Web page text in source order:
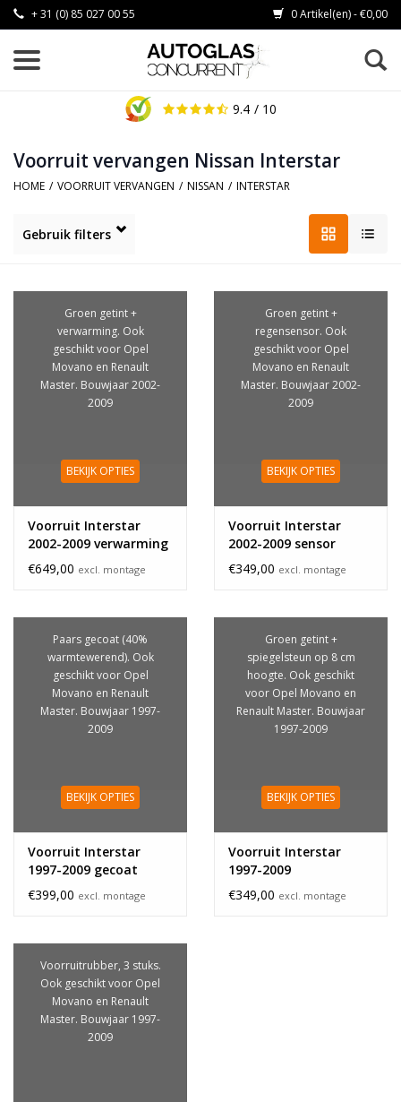
+ 31 (0) 85 027 00 55 0 Artikel(en) - €0,00
9.4 / 10
Voorruit vervangen Nissan Interstar
HOME / VOORRUIT VERVANGEN / NISSAN / INTERSTAR
Gebruik filters
Groen getint +
verwarming. Ook
geschikt voor Opel
Movano en Renault
Master. Bouwjaar 2002-
2009
BEKIJK OPTIES
Voorruit Interstar
2002-2009 verwarming
€649,00 excl. montage
Groen getint +
regensensor. Ook
geschikt voor Opel
Movano en Renault
Master. Bouwjaar 2002-
2009
BEKIJK OPTIES
Voorruit Interstar
2002-2009 sensor
€349,00 excl. montage
Paars gecoat (40%
warmtewerend). Ook
geschikt voor Opel
Movano en Renault
Master. Bouwjaar 1997-
2009
BEKIJK OPTIES
Voorruit Interstar
1997-2009 gecoat
€399,00 excl. montage
Groen getint +
spiegelsteun op 8 cm
hoogte. Ook geschikt
voor Opel Movano en
Renault Master. Bouwjaar
1997-2009
BEKIJK OPTIES
Voorruit Interstar
1997-2009
spiegelsteun
€349,00 excl. montage
Voorruitrubber, 3 stuks.
Ook geschikt voor Opel
Movano en Renault
Master. Bouwjaar 1997-
2009